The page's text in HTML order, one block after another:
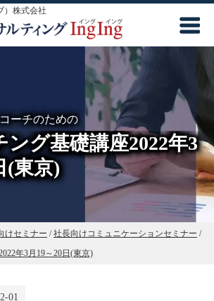
）株式会社
ーチのための
ング基礎講座2022年3
(東京)
けセミナー /社長向けコミュニケーションセミナー /
年3月19～20日(東京)
01